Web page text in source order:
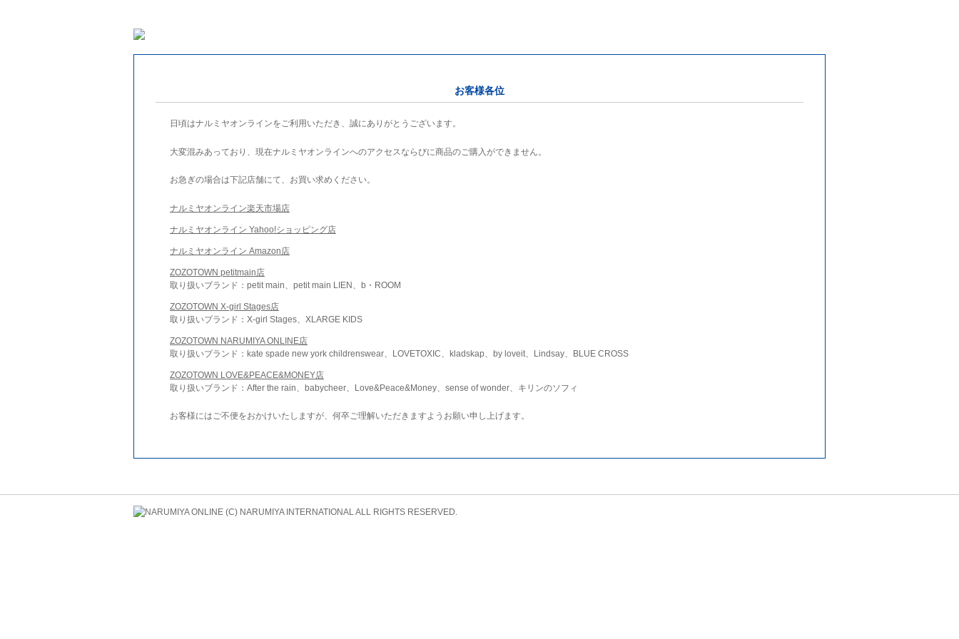
お客様各位
日頃はナルミヤオンラインをご利用いただき、誠にありがとうございます。
大変混みあっており、現在ナルミヤオンラインへのアクセスならびに商品のご購入ができません。
お急ぎの場合は下記店舗にて、お買い求めください。
ナルミヤオンライン楽天市場店
ナルミヤオンライン Yahoo!ショッピング店
ナルミヤオンライン Amazon店
ZOZOTOWN petitmain店
取り扱いブランド：petit main、petit main LIEN、b・ROOM
ZOZOTOWN X-girl Stages店
取り扱いブランド：X-girl Stages、XLARGE KIDS
ZOZOTOWN NARUMIYA ONLINE店
取り扱いブランド：kate spade new york childrenswear、LOVETOXIC、kladskap、by loveit、Lindsay、BLUE CROSS
ZOZOTOWN LOVE&PEACE&MONEY店
取り扱いブランド：After the rain、babycheer、Love&Peace&Money、sense of wonder、キリンのソフィ
お客様にはご不便をおかけいたしますが、何卒ご理解いただきますようお願い申し上げます。